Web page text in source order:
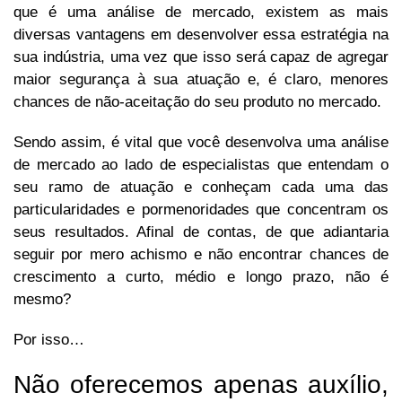
que é uma análise de mercado, existem as mais
diversas vantagens em desenvolver essa estratégia na
sua indústria, uma vez que isso será capaz de agregar
maior segurança à sua atuação e, é claro, menores
chances de não-aceitação do seu produto no mercado.
Sendo assim, é vital que você desenvolva uma análise
de mercado ao lado de especialistas que entendam o
seu ramo de atuação e conheçam cada uma das
particularidades e pormenoridades que concentram os
seus resultados. Afinal de contas, de que adiantaria
seguir por mero achismo e não encontrar chances de
crescimento a curto, médio e longo prazo, não é
mesmo?
Por isso…
Não oferecemos apenas auxílio,